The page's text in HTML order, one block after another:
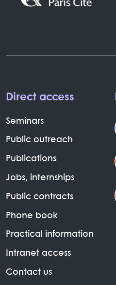
Direct access
Seminars
Public outreach
Publications
Jobs, internships
Public contracts
Phone book
Practical information
Intranet access
Contact us